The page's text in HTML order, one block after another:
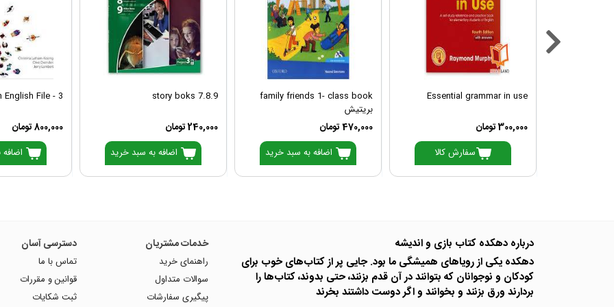
Essential grammar in use
300,000 تومان
سفارش کالا
family friends 1- class book
بریتیش
470,000 تومان
اضافه به سبد خرید
story boks 7.8.9
240,000 تومان
اضافه به سبد خرید
English File - 3
800,000 تومان
درباره دهکده کتاب بازی و اندیشه
دهکده یکی از رویاهای همیشگی ما بود. جایی پر از کتاب‌های خوب برای
کودکان و نوجوانان که بتوانند در آن قدم بزنند، حتی بدوند، کتاب‌ها را
بردارند ورق بزنند و بخوانند و اگر دوست داشتند بخرند
خدمات مشتریان
راهنمای خرید
سوالات متداول
پیگیری سفارشات
دسترسی آسان
تماس با ما
قوانین و مقررات
ثبت شکایات